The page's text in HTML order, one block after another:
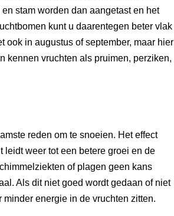
stam worden dan aangetast en het
kunt u daarentegen beter vlak
ook in augustus of september, maar hier
kennen vruchten als pruimen, perziken,
reden om te snoeien. Het effect
leidt weer tot een betere groei en de
of plagen geen kans
Als dit niet goed wordt gedaan of niet
energie in de vruchten zitten.